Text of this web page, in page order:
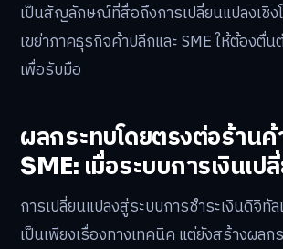
เป็นสัญลักษณ์ที่สื่อถึงการเปลี่ยนแปลงเชิง
เขย่าภาคธุรกิจค้าปลีกและ SME ให้ต้องตื่
เพื่อรับมือ
ผลกระทบโดยตรงต่อร้านค้
SME: เมื่อระบบการเงินเป
การเปลี่ยนแปลงสู่ระบบการชำระเงินดิจิทั
เป็นเพียงเรื่องทางเทคนิค แต่ยังสร้างผลก